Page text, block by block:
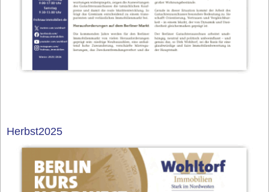
Herbst2025